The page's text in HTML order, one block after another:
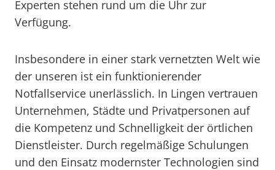
Experten stehen rund um die Uhr zur
Verfügung.
Insbesondere in einer stark vernetzten Welt wie
der unseren ist ein funktionierender
Notfallservice unerlässlich. In Lingen vertrauen
Unternehmen, Städte und Privatpersonen auf
die Kompetenz und Schnelligkeit der örtlichen
Dienstleister. Durch regelmäßige Schulungen
und den Einsatz modernster Technologien sind